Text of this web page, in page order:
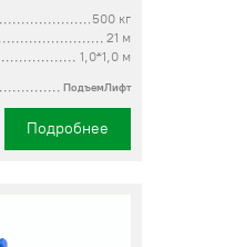
500 кг
21 м
1,0*1,0 м
ПодъемЛифт
Подробнее